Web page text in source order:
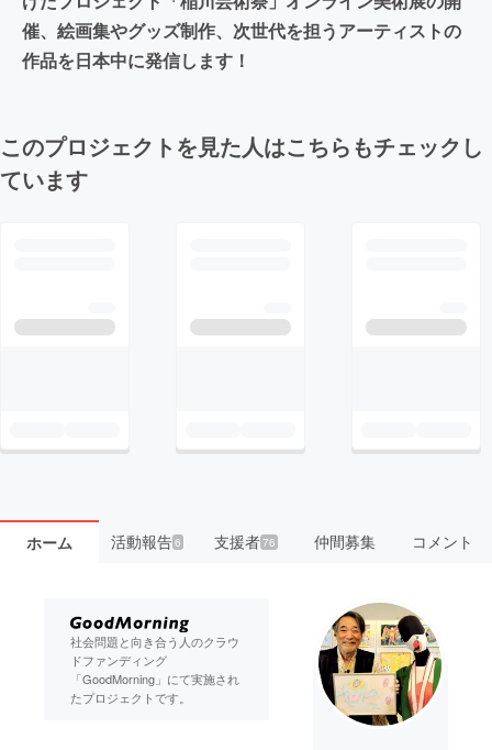
催、絵画集やグッズ制作、次世代を担うアーティストの
作品を日本中に発信します！
このプロジェクトを見た人はこちらもチェックし
ています
ホーム 活動報告6 支援者76 仲間募集 コメント
社会問題と向き合う人のクラウ
ドファンディング
「GoodMorning」にて実施され
たプロジェクトです。